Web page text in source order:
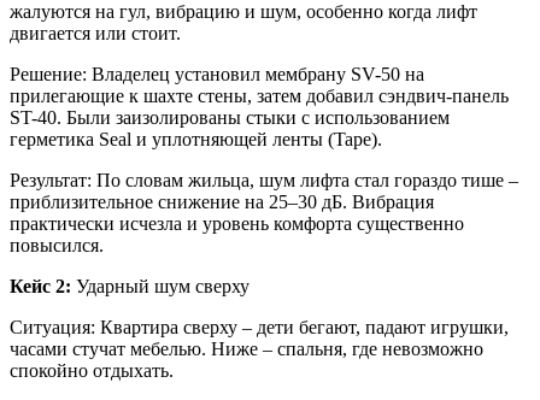
жалуются на гул, вибрацию и шум, особенно когда лифт
двигается или стоит.
Решение: Владелец установил мембрану SV-50 на
прилегающие к шахте стены, затем добавил сэндвич-панель
ST-40. Были заизолированы стыки с использованием
герметика Seal и уплотняющей ленты (Tape).
Результат: По словам жильца, шум лифта стал гораздо тише –
приблизительное снижение на 25–30 дБ. Вибрация
практически исчезла и уровень комфорта существенно
повысился.
Кейc 2: Ударный шум сверху
Ситуация: Квартира сверху – дети бегают, падают игрушки,
часами стучат мебелью. Ниже – спальня, где невозможно
спокойно отдыхать.